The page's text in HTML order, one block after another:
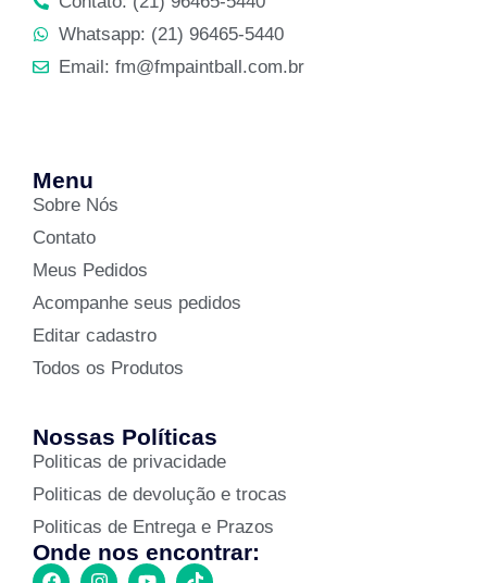
Whatsapp: (21) 96465-5440
Email: fm@fmpaintball.com.br
Menu
Sobre Nós
Contato
Meus Pedidos
Acompanhe seus pedidos
Editar cadastro
Todos os Produtos
Nossas Políticas
Politicas de privacidade
Politicas de devolução e trocas
Politicas de Entrega e Prazos
Onde nos encontrar: